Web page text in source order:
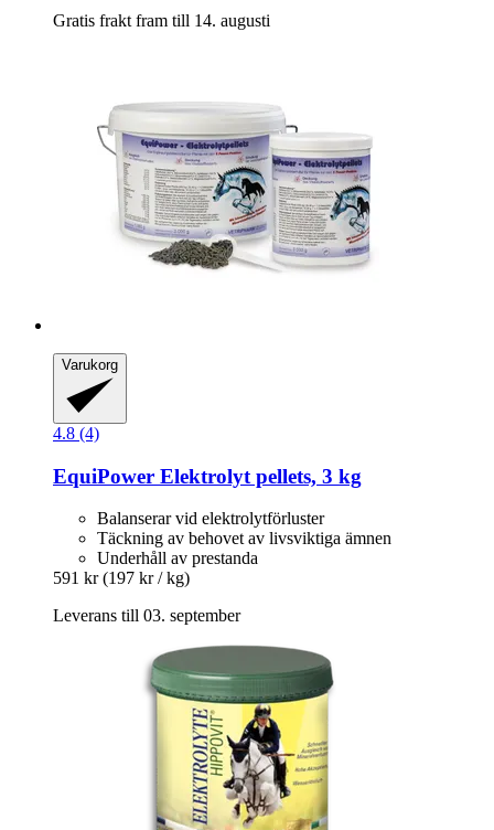
Gratis frakt fram till 14. augusti
Varukorg
4.8 (4)
EquiPower Elektrolyt pellets, 3 kg
Balanserar vid elektrolytförluster
Täckning av behovet av livsviktiga ämnen
Underhåll av prestanda
591 kr (197 kr / kg)
Leverans till 03. september